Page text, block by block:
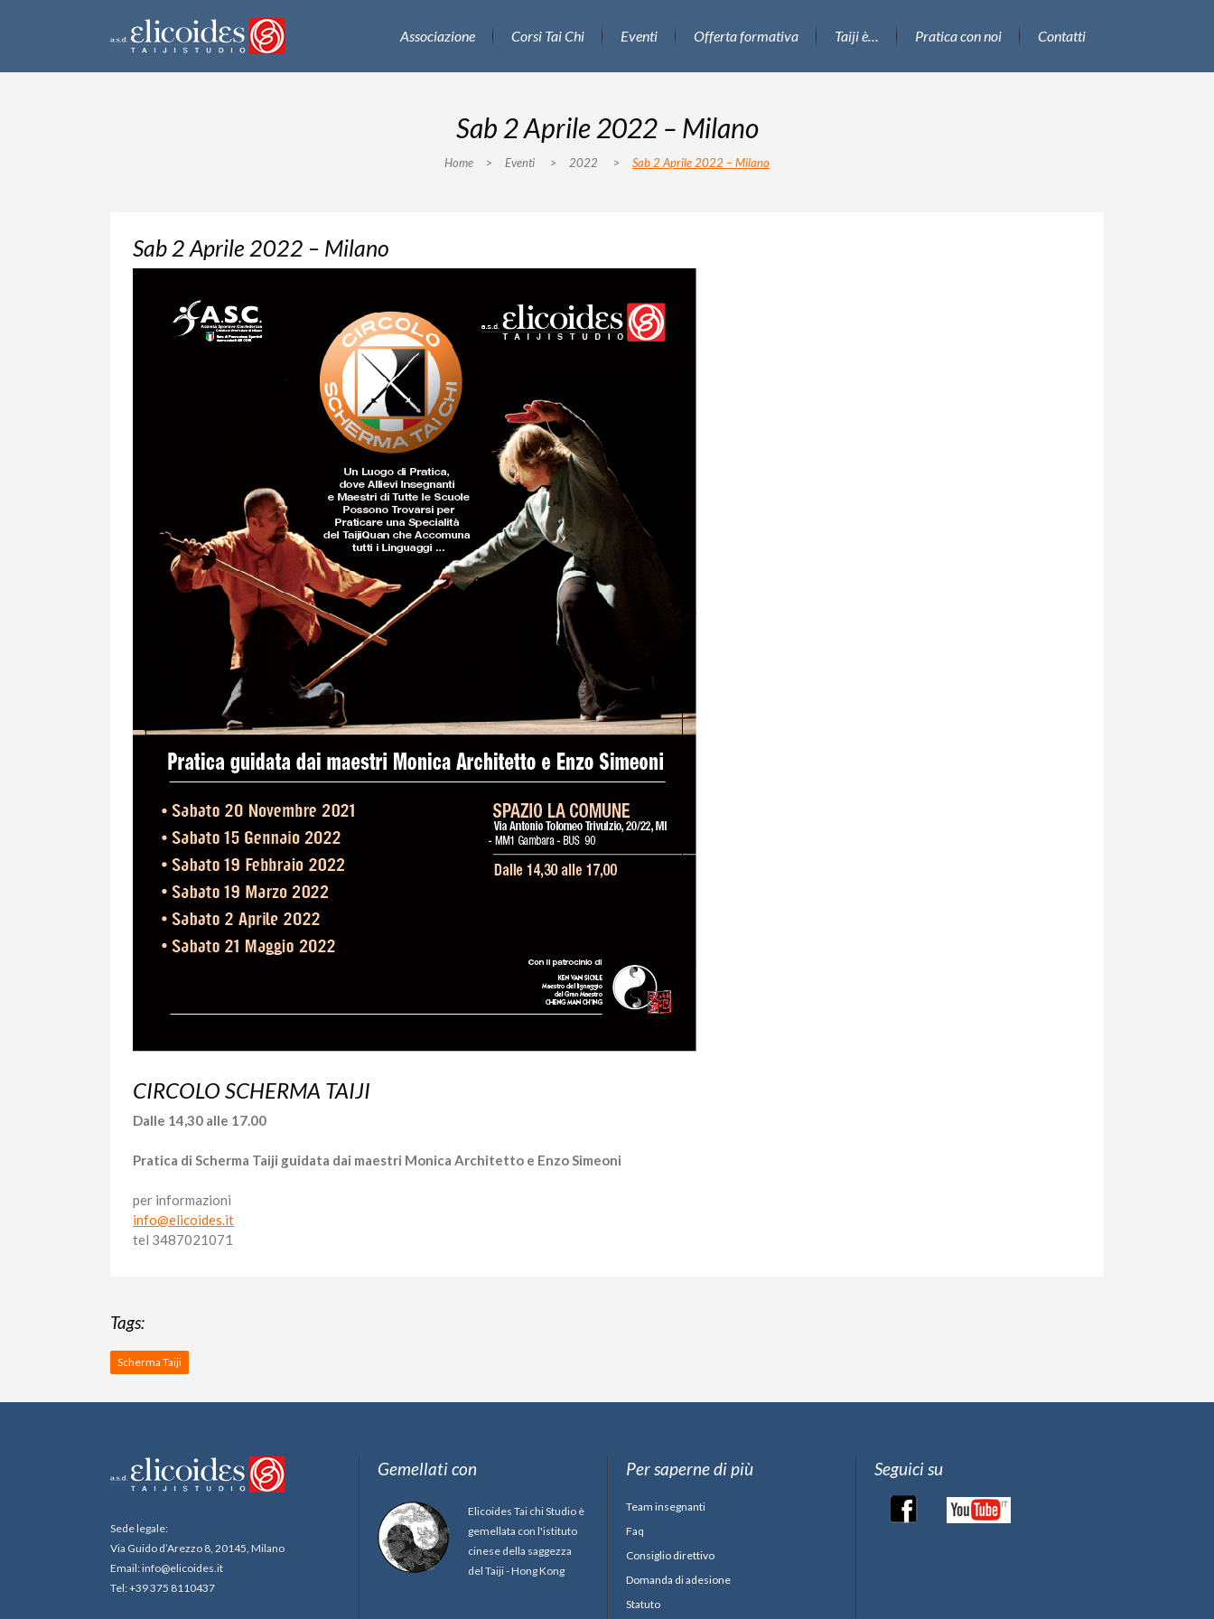
Associazione Corsi Tai Chi Eventi Offerta formativa Taiji è… Pratica con noi Contatti
Sab 2 Aprile 2022 – Milano
Home > Eventi > 2022 > Sab 2 Aprile 2022 – Milano
Sab 2 Aprile 2022 – Milano
CIRCOLO SCHERMA TAIJI
Dalle 14,30 alle 17.00
Pratica di Scherma Taiji guidata dai maestri Monica Architetto e Enzo Simeoni
per informazioni
info@elicoides.it
tel 3487021071
Tags:
Scherma Taiji
Sede legale:
Via Guido d’Arezzo 8, 20145, Milano
Email: info@elicoides.it
Tel: +39 375 8110437
Gemellati con
Elicoides Tai chi Studio è
gemellata con l'istituto
cinese della saggezza
del Taiji - Hong Kong
Per saperne di più
Team insegnanti
Faq
Consiglio direttivo
Domanda di adesione
Statuto
Seguici su